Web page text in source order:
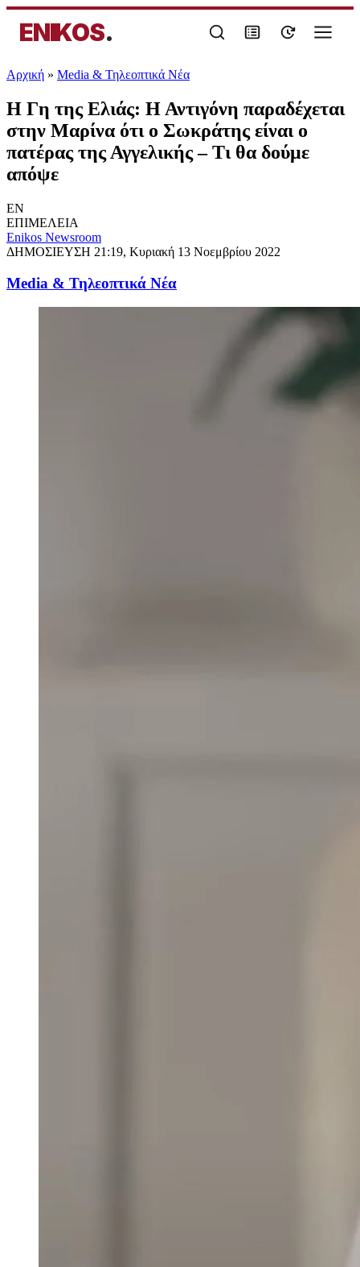
ENIKOS.
Αρχική » Media & Τηλεοπτικά Νέα
Η Γη της Ελιάς: Η Αντιγόνη παραδέχεται
στην Μαρίνα ότι ο Σωκράτης είναι ο
πατέρας της Αγγελικής – Τι θα δούμε
απόψε
EN
ΕΠΙΜΕΛΕΙΑ
Enikos Newsroom
ΔΗΜΟΣΙΕΥΣΗ 21:19, Κυριακή 13 Νοεμβρίου 2022
Media & Τηλεοπτικά Νέα